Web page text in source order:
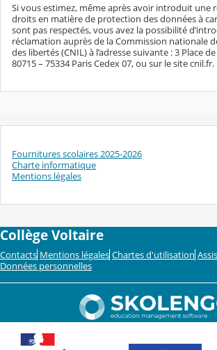
Si vous estimez, même après avoir introduit une
droits en matière de protection des données à
sont pas respectés, vous avez la possibilité
réclamation auprès de la Commission nationale
des libertés (CNIL) à l’adresse suivante : 3 Place
80715 – 75334 Paris Cedex 07, ou sur le site cnil.fr.
Fournitures scolaires 2025-2026
Charte informatique
Mentions légales
Collège Voltaire
Contacts Mentions légales Chartes d'utilisation
Données personnelles